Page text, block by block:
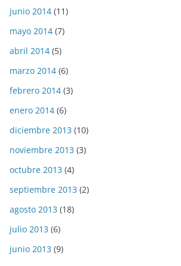
junio 2014 (11)
mayo 2014 (7)
abril 2014 (5)
marzo 2014 (6)
febrero 2014 (3)
enero 2014 (6)
diciembre 2013 (10)
noviembre 2013 (3)
octubre 2013 (4)
septiembre 2013 (2)
agosto 2013 (18)
julio 2013 (6)
junio 2013 (9)